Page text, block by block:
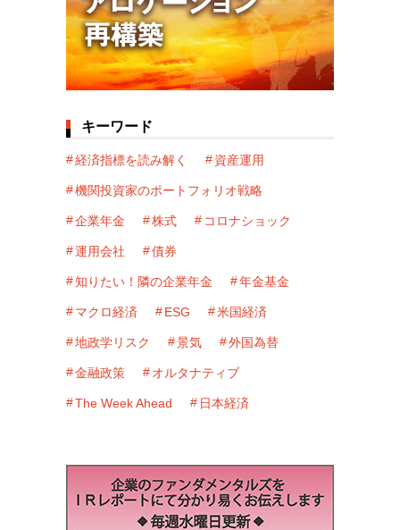
キーワード
経済指標を読み解く 資産運用
機関投資家のポートフォリオ戦略
企業年金 株式 コロナショック
運用会社 債券
知りたい！隣の企業年金 年金基金
マクロ経済 ESG 米国経済
地政学リスク 景気 外国為替
金融政策 オルタナティブ
The Week Ahead 日本経済